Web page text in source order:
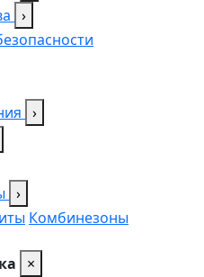
›
›
›
Комбинезоны
×